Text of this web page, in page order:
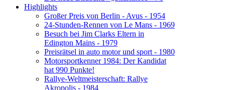
Highlights
Großer Preis von Berlin - Avus - 1954
24-Stunden-Rennen von Le Mans - 1969
Besuch bei Jim Clarks Eltern in
Edington Mains - 1979
Preisrätsel in auto motor und sport - 1980
Motorsportkenner 1984: Der Kandidat
hat 990 Punkte!
Rallye-Weltmeisterschaft: Rallye
Akropolis - 1984